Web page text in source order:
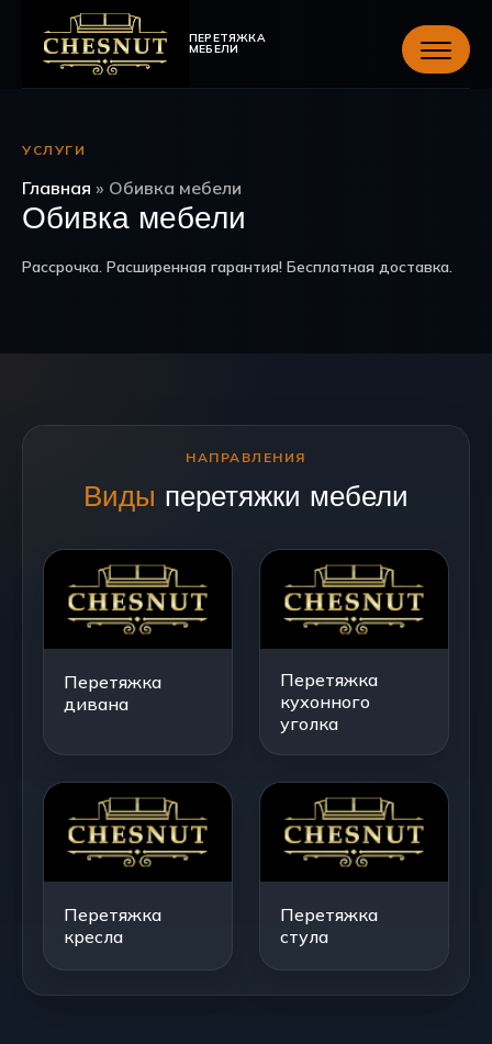
ПЕРЕТЯЖКА
МЕБЕЛИ
УСЛУГИ
Главная » Обивка мебели
Обивка мебели
Рассрочка. Расширенная гарантия! Бесплатная доставка.
НАПРАВЛЕНИЯ
Виды перетяжки мебели
Перетяжка
дивана
Перетяжка
кухонного
уголка
Перетяжка
кресла
Перетяжка
стула